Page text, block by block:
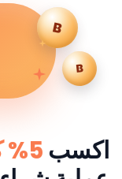
B
B
اكسب 5% كاش باك